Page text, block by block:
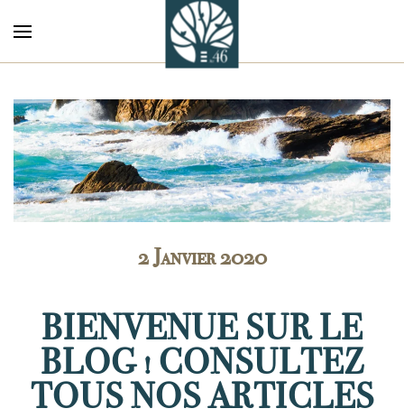
Accéder au contenu principal
2 Janvier 2020
BIENVENUE SUR LE
BLOG ! CONSULTEZ
TOUS NOS ARTICLES